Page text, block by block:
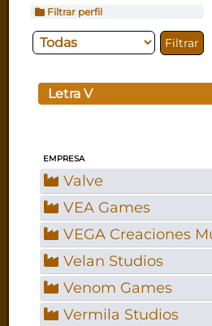
Filtrar perfil
Letra V
EMPRESA
Valve
VEA Games
VEGA Creaciones
Velan Studios
Venom Games
Vermila Studios